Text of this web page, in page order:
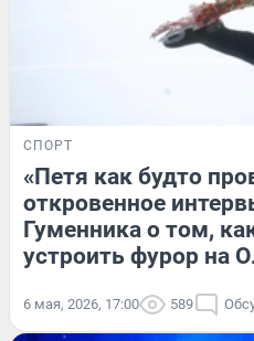
СПОРТ
«Петя как будто
откровенное
Гуменника о том,
устроить фурор на
6 мая, 2026, 17:00 589